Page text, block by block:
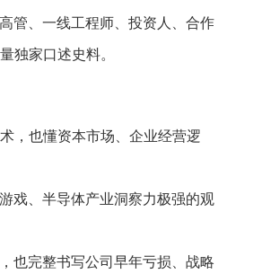
管、一线工程师、投资人、合作
独家口述史料。
，也懂资本市场、企业经营逻
戏、半导体产业洞察力极强的观
也完整书写公司早年亏损、战略